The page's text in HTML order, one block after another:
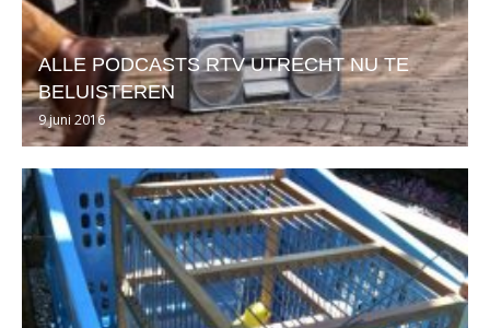
ALLE PODCASTS RTV UTRECHT NU TE
BELUISTEREN
9 juni 2016